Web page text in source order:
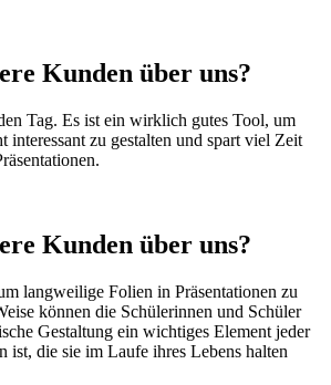
Kunden über uns?
Tag. Es ist ein wirklich gutes Tool, um
zu gestalten und spart viel Zeit
Kunden über uns?
langweilige Folien in Präsentationen zu
können die Schülerinnen und Schüler
Gestaltung ein wichtiges Element jeder
ist, die sie im Laufe ihres Lebens halten